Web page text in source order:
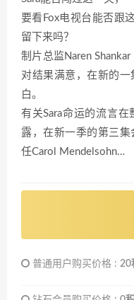
要看Fox电视台能否跟
留下来吗？
制片总监Naren
对结果满意，在新的
白。
有关Sara命运的流言
露，在新一季的第三
任Carol Mendelsohn…
普通用户购买价格 : 20